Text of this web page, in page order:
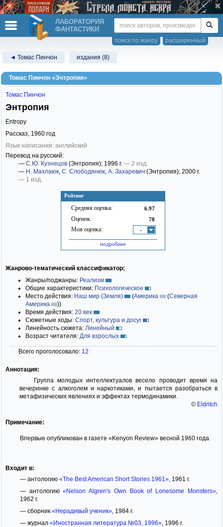
ЛАБОРАТОРИЯ
ФАНТАСТИКИ
расширенный
поиск по жанру
◄ Томас Пинчон издания (8)
Томас Пинчон «Энтропия»
Рейтинг
Средняя оценка: 6.97
Оценок: 78
Моя оценка: -
подробнее
Томас Пинчон
Энтропия
Entropy
Рассказ, 1960 год
Язык написания: английский
Перевод на русский:
— С.Ю. Кузнецов (Энтропия); 1996 г. — 2 изд.
— Н. Махлаюк, С. Слободянюк, А. Захаревич (Энтропия); 2000 г.
— 1 изд.
Жанрово-тематический классификатор:
Жанры/поджанры: Реализм
Общие характеристики: Психологическое
Место действия: Наш мир (Земля) (Америка (Северная
Америка
))
Время действия: 20 век
Сюжетные ходы: Спорт, культура и досуг
Линейность сюжета: Линейный
Возраст читателя: Для взрослых
Всего проголосовало: 12
Аннотация:
Группа молодых интеллектуалов весело проводит время на
вечеринке с алкоголем и наркотиками, и пытается разобраться в
метафизических явлениях и эффектах термодинамики.
© Eldritch
Примечание:
Впервые опубликован в газете «Kenyon Review» весной 1960 года.
Входит в:
— антологию «The Best American Short Stories 1961», 1961 г.
— антологию«Nelson Algren's Own Book of Lonesome Monsters»
1962 г.
— сборник «Нерадивый ученик», 1984 г.
— журнал «Иностранная литература №03, 1996», 1996 г.